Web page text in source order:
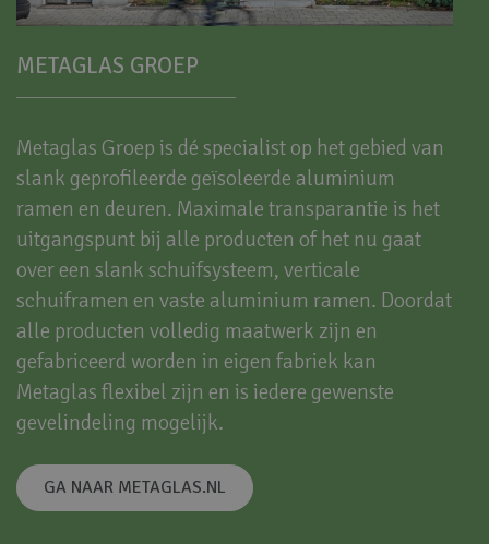
METAGLAS GROEP
Metaglas Groep is dé specialist op het gebied van
slank geprofileerde geïsoleerde aluminium
ramen en deuren. Maximale transparantie is het
uitgangspunt bij alle producten of het nu gaat
over een slank schuifsysteem, verticale
schuiframen en vaste aluminium ramen. Doordat
alle producten volledig maatwerk zijn en
gefabriceerd worden in eigen fabriek kan
Metaglas flexibel zijn en is iedere gewenste
gevelindeling mogelijk.
GA NAAR METAGLAS.NL